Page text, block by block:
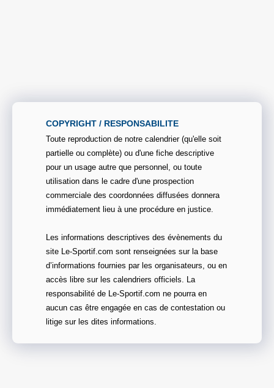
COPYRIGHT / RESPONSABILITE
Toute reproduction de notre calendrier (qu'elle soit
partielle ou complète) ou d'une fiche descriptive
pour un usage autre que personnel, ou toute
utilisation dans le cadre d'une prospection
commerciale des coordonnées diffusées donnera
immédiatement lieu à une procédure en justice.
Les informations descriptives des évènements du
site Le-Sportif.com sont renseignées sur la base
d’informations fournies par les organisateurs, ou en
accès libre sur les calendriers officiels. La
responsabilité de Le-Sportif.com ne pourra en
aucun cas être engagée en cas de contestation ou
litige sur les dites informations.